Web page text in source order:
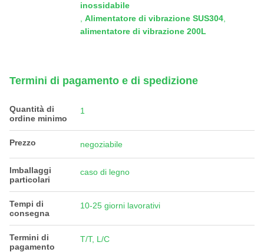
inossidabile
Alimentatore di vibrazione SUS304
alimentatore di vibrazione 200L
Termini di pagamento e di spedizione
Quantità di
ordine minimo
1
Prezzo negoziabile
Imballaggi
particolari
caso di legno
Tempi di
consegna
10-25 giorni lavorativi
Termini di
pagamento
T/T, L/C